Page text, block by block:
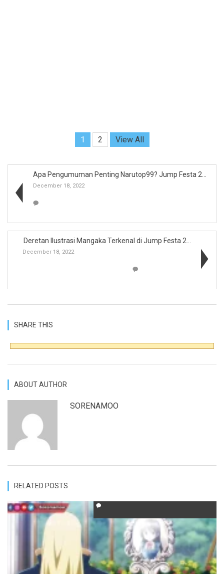
1 2 View All
December 18, 2022
Deretan Ilustrasi Mangaka Terkenal di Jump Festa 2...
December 18, 2022
SHARE THIS
ABOUT AUTHOR
SORENAMOO
RELATED POSTS